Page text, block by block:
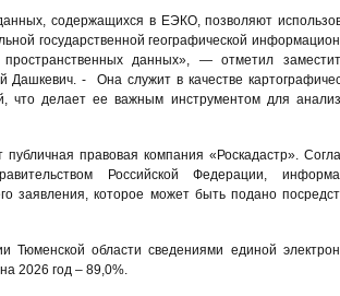
содержащихся в ЕЭКО, позволяют
государственной географической
данных», — отметил
Дашкевич. - Она служит в качестве
что делает ее важным инструментом для
правовая компания «Роскадастр».
Российской Федерации,
заявления, которое может быть подано
Тюменской области сведениями единой
2026 год – 89,0%.